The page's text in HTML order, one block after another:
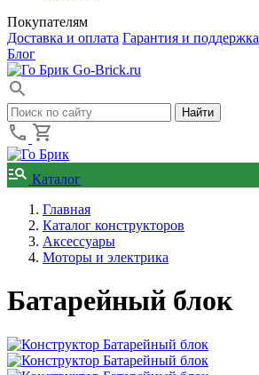
Покупателям
Доставка и оплата Гарантия и поддержка
Блог
Go-Brick.ru
Каталог
Главная
Каталог конструкторов
Аксессуары
Моторы и электрика
Батарейный блок